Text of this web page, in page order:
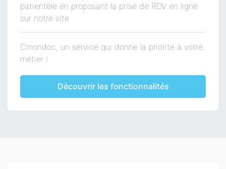
patientèle en proposant la prise de RDV en ligne
sur notre site.
Cmondoc, un service qui donne la priorité à votre
métier !
Découvrir les fonctionnalités